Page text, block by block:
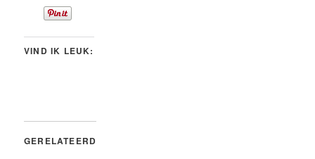
VIND IK LEUK:
GERELATEERD